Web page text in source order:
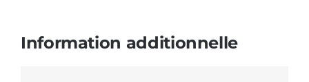
Information additionnelle